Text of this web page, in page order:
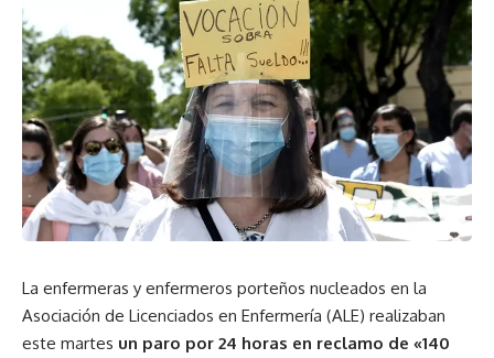
La enfermeras y enfermeros porteños nucleados en la
Asociación de Licenciados en Enfermería (ALE) realizaban
este martes un paro por 24 horas en reclamo de «140